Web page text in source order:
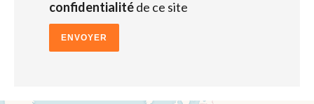
confidentialitéde ce site
ENVOYER